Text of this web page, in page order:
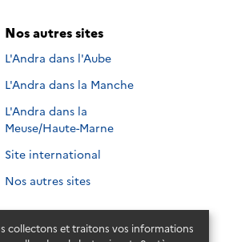
collectons et traitons vos informations
Nos autres sites
L'Andra dans l'Aube
L'Andra dans la Manche
L'Andra dans la
Meuse/Haute-Marne
Site international
Nos autres sites